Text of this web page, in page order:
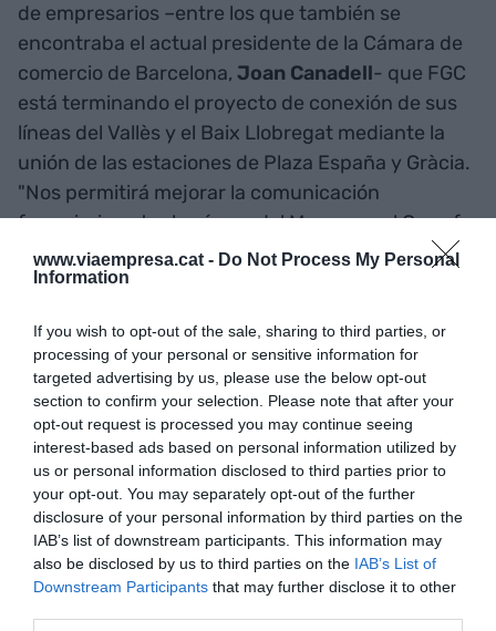
www.viaempresa.cat - Do Not Process My Personal
Information
If you wish to opt-out of the sale, sharing to third parties, or
processing of your personal or sensitive information for
targeted advertising by us, please use the below opt-out
section to confirm your selection. Please note that after your
opt-out request is processed you may continue seeing
interest-based ads based on personal information utilized by
us or personal information disclosed to third parties prior to
your opt-out. You may separately opt-out of the further
disclosure of your personal information by third parties on the
IAB’s list of downstream participants. This information may
also be disclosed by us to third parties on the IAB’s List of
Downstream Participants that may further disclose it to other
de empresarios –entre los que también se
encontraba el actual presidente de la Cámara de
comercio de Barcelona, Joan Canadell- que FGC
está terminando el proyecto de conexión de sus
líneas del Vallès y el Baix Llobregat mediante la
unión de las estaciones de Plaza España y Gràcia.
"Nos permitirá mejorar la comunicación
ferroviaria entre las áreas del Maresme, el Garraf y
el Vallès y pasar de los 22 millones de pasajeros
de la línea del Baix Llobregat a unos 40 millones y
ha concretado que las líneas de Sabadell y
Terrassa con este centenar de millones de
usuarios está en su máxima capacidad el 2030,
por lo cual, "se tiene que empezar a pensar en su
"La movilidad ha dejado de
ser una cuestión de
conectividad punto a punto,